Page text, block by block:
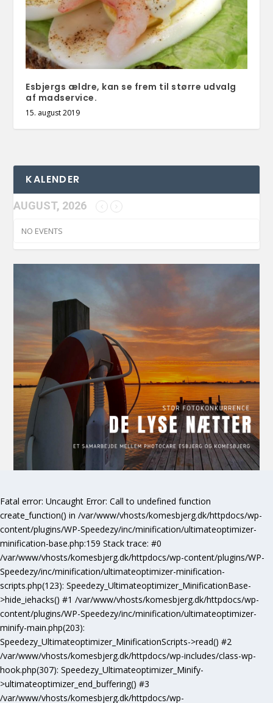
Esbjergs ældre, kan se frem til større udvalg
af madservice.
15. august 2019
KALENDER
AUGUST, 2026
NO EVENTS
Fatal error: Uncaught Error: Call to undefined function
create_function() in /var/www/vhosts/komesbjerg.dk/httpdocs/wp-
content/plugins/WP-Speedezy/inc/minification/ultimateoptimizer-
minification-base.php:159 Stack trace: #0
/var/www/vhosts/komesbjerg.dk/httpdocs/wp-content/plugins/WP-
Speedezy/inc/minification/ultimateoptimizer-minification-
scripts.php(123): Speedezy_Ultimateoptimizer_MinificationBase-
>hide_iehacks() #1 /var/www/vhosts/komesbjerg.dk/httpdocs/wp-
content/plugins/WP-Speedezy/inc/minification/ultimateoptimizer-
minify-main.php(203):
Speedezy_Ultimateoptimizer_MinificationScripts->read() #2
/var/www/vhosts/komesbjerg.dk/httpdocs/wp-includes/class-wp-
hook.php(307): Speedezy_Ultimateoptimizer_Minify-
>ultimateoptimizer_end_buffering() #3
/var/www/vhosts/komesbjerg.dk/httpdocs/wp-